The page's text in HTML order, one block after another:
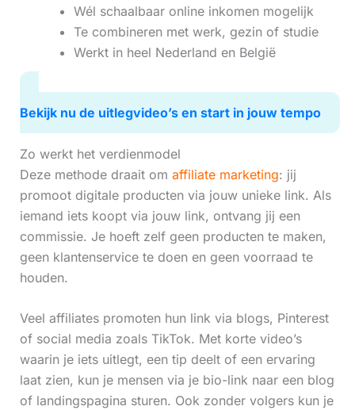
Wél schaalbaar online inkomen mogelijk
Te combineren met werk, gezin of studie
Werkt in heel Nederland en België
Bekijk nu de uitlegvideo’s en start in jouw tempo
Zo werkt het verdienmodel
Deze methode draait om affiliate marketing: jij
promoot digitale producten via jouw unieke link. Als
iemand iets koopt via jouw link, ontvang jij een
commissie. Je hoeft zelf geen producten te maken,
geen klantenservice te doen en geen voorraad te
houden.
Veel affiliates promoten hun link via blogs, Pinterest
of social media zoals TikTok. Met korte video’s
waarin je iets uitlegt, een tip deelt of een ervaring
laat zien, kun je mensen via je bio-link naar een blog
of landingspagina sturen. Ook zonder volgers kun je